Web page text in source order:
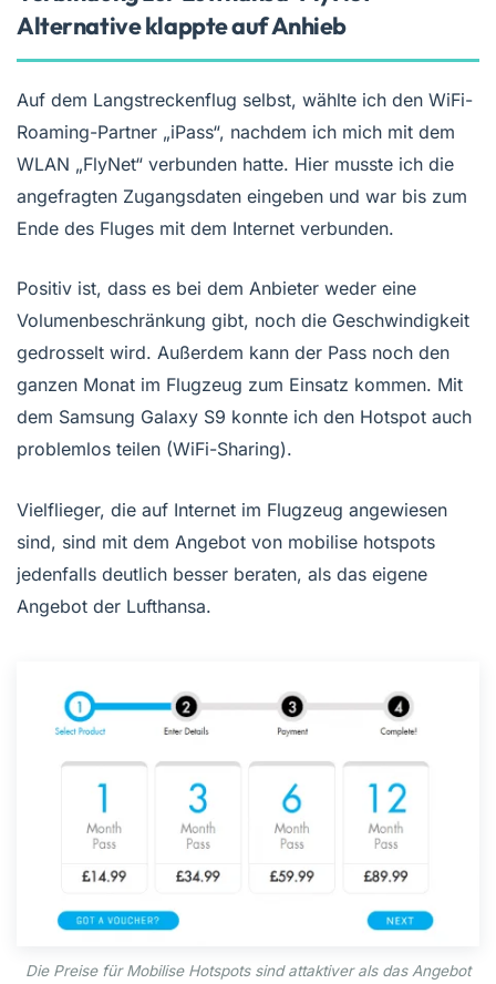
Alternative klappte auf Anhieb
Auf dem Langstreckenflug selbst, wählte ich den WiFi-
Roaming-Partner „iPass“, nachdem ich mich mit dem
WLAN „FlyNet“ verbunden hatte. Hier musste ich die
angefragten Zugangsdaten eingeben und war bis zum
Ende des Fluges mit dem Internet verbunden.
Positiv ist, dass es bei dem Anbieter weder eine
Volumenbeschränkung gibt, noch die Geschwindigkeit
gedrosselt wird. Außerdem kann der Pass noch den
ganzen Monat im Flugzeug zum Einsatz kommen. Mit
dem Samsung Galaxy S9 konnte ich den Hotspot auch
problemlos teilen (WiFi-Sharing).
Vielflieger, die auf Internet im Flugzeug angewiesen
sind, sind mit dem Angebot von mobilise hotspots
jedenfalls deutlich besser beraten, als das eigene
Angebot der Lufthansa.
Die Preise für Mobilise Hotspots sind attaktiver als das Angebot